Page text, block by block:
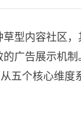
型内容社区
广告展示机
五个核心维度